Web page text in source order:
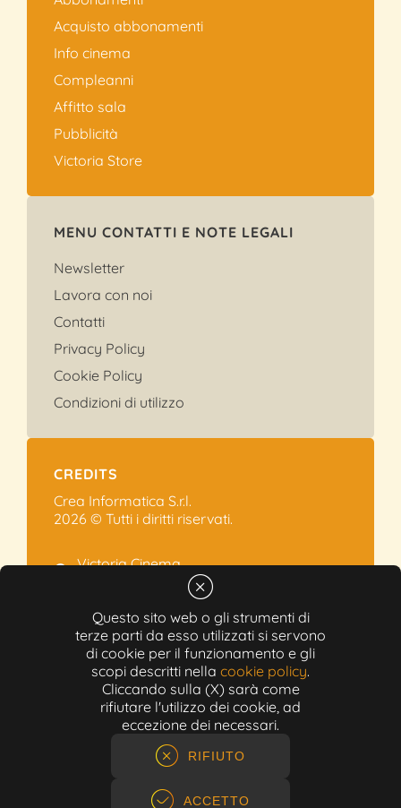
Questo sito web o gli strumenti di
terze parti da esso utilizzati si servono
di cookie per il funzionamento e gli
scopi descritti nella cookie policy.
Cliccando sulla (X) sarà come
rifiutare l'utilizzo dei cookie, ad
eccezione dei necessari.
RIFIUTO
ACCETTO
Acquisto abbonamenti
Info cinema
Compleanni
Affitto sala
Pubblicità
Victoria Store
MENU CONTATTI E NOTE LEGALI
Newsletter
Lavora con noi
Contatti
Privacy Policy
Cookie Policy
Condizioni di utilizzo
CREDITS
Crea Informatica S.r.l.
2026 © Tutti i diritti riservati.
Victoria Cinema
Via Ramelli, 101 - Modena
+39 059.454622
info@victoriacinema.it
Partita IVA: 02603471208
N-REA: 452611
Capitale sociale: 300.000,00€